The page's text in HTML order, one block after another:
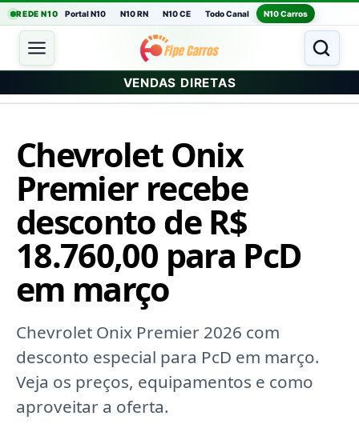
REDE N10 Portal N10 N10 RN N10 CE Todo Canal N10 Carros
VENDAS DIRETAS
Chevrolet Onix
Premier recebe
desconto de R$
18.760,00 para PcD
em março
Chevrolet Onix Premier 2026 com
desconto especial para PcD em março.
Veja os preços, equipamentos e como
aproveitar a oferta.